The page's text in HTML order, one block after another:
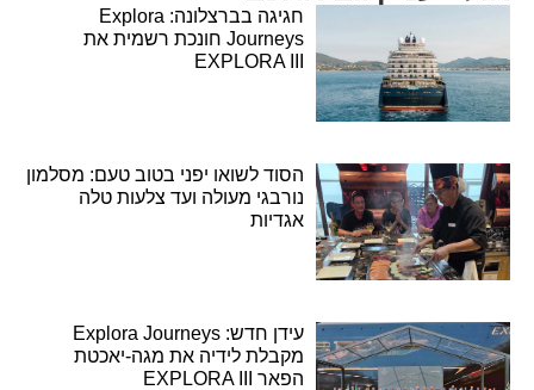
חגיגה בברצלונה: Explora
Journeys חונכת רשמית את
EXPLORA III
הסוד לשואו יפני בטוב טעם: מסלמון
נורבגי מעולה ועד צלעות טלה
אגדיות
עידן חדש: Explora Journeys
מקבלת לידיה את מגה-יאכטת
הפאר EXPLORA III